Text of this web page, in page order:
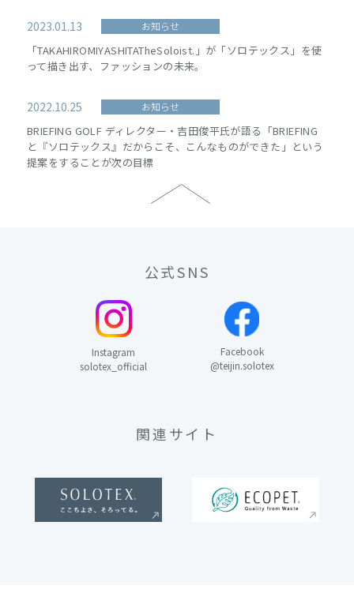
2023.01.13 お知らせ
「TAKAHIROMIYASHITATheSoloist.」が「ソロテックス」を使
って描き出す、ファッションの未来。
2022.10.25 お知らせ
BRIEFING GOLF ディレクター・吉田俊平氏が語る「BRIEFING
と『ソロテックス』だからこそ、こんなものができた」という
提案をすることが次の目標
公式SNS
Instagram
solotex_official
Facebook
@teijin.solotex
関連サイト